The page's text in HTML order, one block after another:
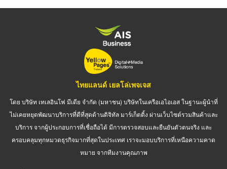
ไทยแลนด์ เยลโล่เพจเจส
โดย บริษัท เทเลอินโฟ มีเดีย จำกัด (มหาชน) บริษัทในเครือเอไอเอส ในฐานะผู้นำที่
ไม่เคยหยุดพัฒนาบริการที่ดีที่สุดด้านดิจิทัล มาร์เก็ตติ้ง ผ่านเว็บไซต์รวมสินค้าและ
บริการ จากผู้ประกอบการที่เชื่อถือได้ มีการตรวจสอบและยืนยันตัวตนจริง และ
ครอบคลุมทุกหมวดธุรกิจมากที่สุดในประเทศ เราจะมอบบริการที่เหนือความคาด
หมาย จากทีมงานคุณภาพ